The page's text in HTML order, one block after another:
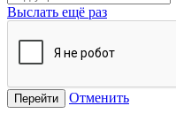
Выслать ещё раз
Перейти Отменить